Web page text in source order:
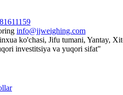
info@jjweighing.com
ko'chasi, Jifu tumani, Yantay,
investitsiya va yuqori sifat"